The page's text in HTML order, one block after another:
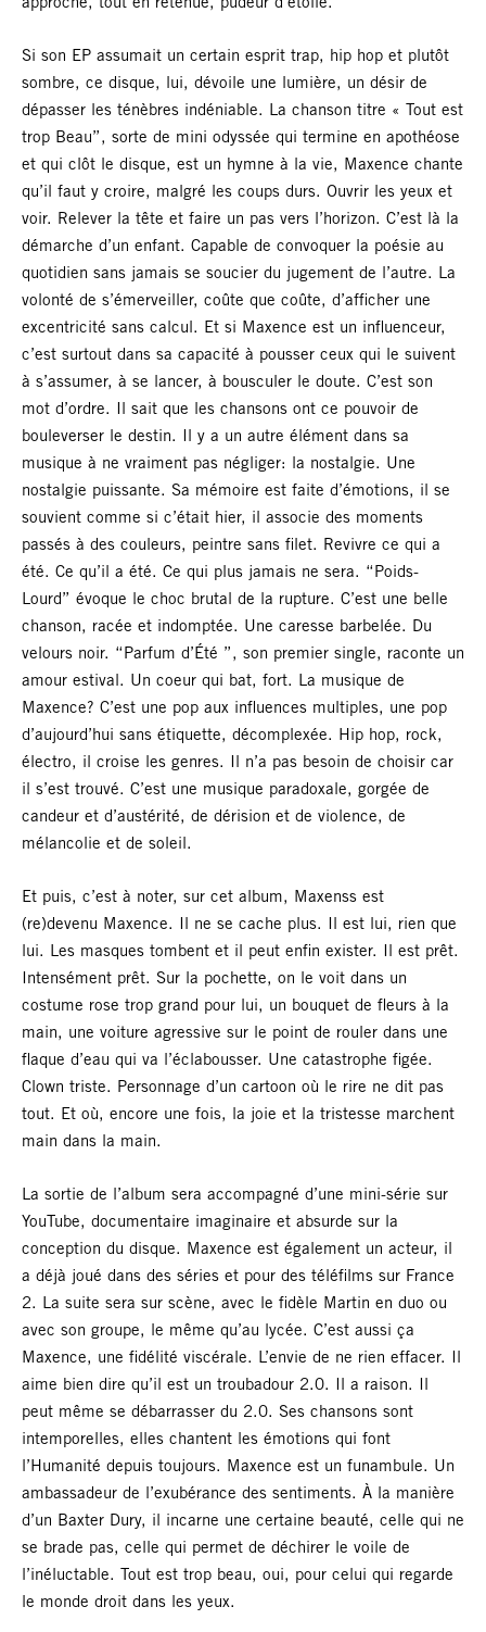
approche, tout en retenue, pudeur d’étoile.
Si son EP assumait un certain esprit trap, hip hop et plutôt
sombre, ce disque, lui, dévoile une lumière, un désir de
dépasser les ténèbres indéniable. La chanson titre « Tout est
trop Beau”, sorte de mini odyssée qui termine en apothéose
et qui clôt le disque, est un hymne à la vie, Maxence chante
qu’il faut y croire, malgré les coups durs. Ouvrir les yeux et
voir. Relever la tête et faire un pas vers l’horizon. C’est là la
démarche d’un enfant. Capable de convoquer la poésie au
quotidien sans jamais se soucier du jugement de l’autre. La
volonté de s’émerveiller, coûte que coûte, d’afficher une
excentricité sans calcul. Et si Maxence est un influenceur,
c’est surtout dans sa capacité à pousser ceux qui le suivent
à s’assumer, à se lancer, à bousculer le doute. C’est son
mot d’ordre. Il sait que les chansons ont ce pouvoir de
bouleverser le destin. Il y a un autre élément dans sa
musique à ne vraiment pas négliger: la nostalgie. Une
nostalgie puissante. Sa mémoire est faite d’émotions, il se
souvient comme si c’était hier, il associe des moments
passés à des couleurs, peintre sans filet. Revivre ce qui a
été. Ce qu’il a été. Ce qui plus jamais ne sera. “Poids-
Lourd” évoque le choc brutal de la rupture. C’est une belle
chanson, racée et indomptée. Une caresse barbelée. Du
velours noir. “Parfum d’Été ”, son premier single, raconte un
amour estival. Un coeur qui bat, fort. La musique de
Maxence? C’est une pop aux influences multiples, une pop
d’aujourd’hui sans étiquette, décomplexée. Hip hop, rock,
électro, il croise les genres. Il n’a pas besoin de choisir car
il s’est trouvé. C’est une musique paradoxale, gorgée de
candeur et d’austérité, de dérision et de violence, de
mélancolie et de soleil.
Et puis, c’est à noter, sur cet album, Maxenss est
(re)devenu Maxence. Il ne se cache plus. Il est lui, rien que
lui. Les masques tombent et il peut enfin exister. Il est prêt.
Intensément prêt. Sur la pochette, on le voit dans un
costume rose trop grand pour lui, un bouquet de fleurs à la
main, une voiture agressive sur le point de rouler dans une
flaque d’eau qui va l’éclabousser. Une catastrophe figée.
Clown triste. Personnage d’un cartoon où le rire ne dit pas
tout. Et où, encore une fois, la joie et la tristesse marchent
main dans la main.
La sortie de l’album sera accompagné d’une mini-série sur
YouTube, documentaire imaginaire et absurde sur la
conception du disque. Maxence est également un acteur, il
a déjà joué dans des séries et pour des téléfilms sur France
2. La suite sera sur scène, avec le fidèle Martin en duo ou
avec son groupe, le même qu’au lycée. C’est aussi ça
Maxence, une fidélité viscérale. L’envie de ne rien effacer. Il
aime bien dire qu’il est un troubadour 2.0. Il a raison. Il
peut même se débarrasser du 2.0. Ses chansons sont
intemporelles, elles chantent les émotions qui font
l’Humanité depuis toujours. Maxence est un funambule. Un
ambassadeur de l’exubérance des sentiments. À la manière
d’un Baxter Dury, il incarne une certaine beauté, celle qui ne
se brade pas, celle qui permet de déchirer le voile de
l’inéluctable. Tout est trop beau, oui, pour celui qui regarde
le monde droit dans les yeux.